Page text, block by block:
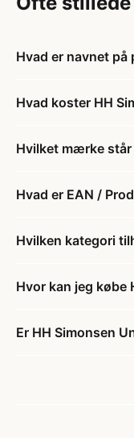
Hvad er navnet på
Hvad koster HH
Hvilket mærke står
Hvad er EAN /
Hvilken kategori
Hvor kan jeg købe
Er HH Simonsen